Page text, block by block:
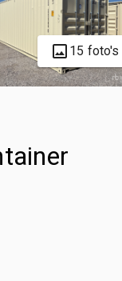
15 foto's